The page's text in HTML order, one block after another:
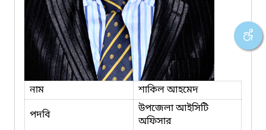
নাম
শাকিল আহমেদ
পদবি
উপজেলা আইসিটি
অফিসার